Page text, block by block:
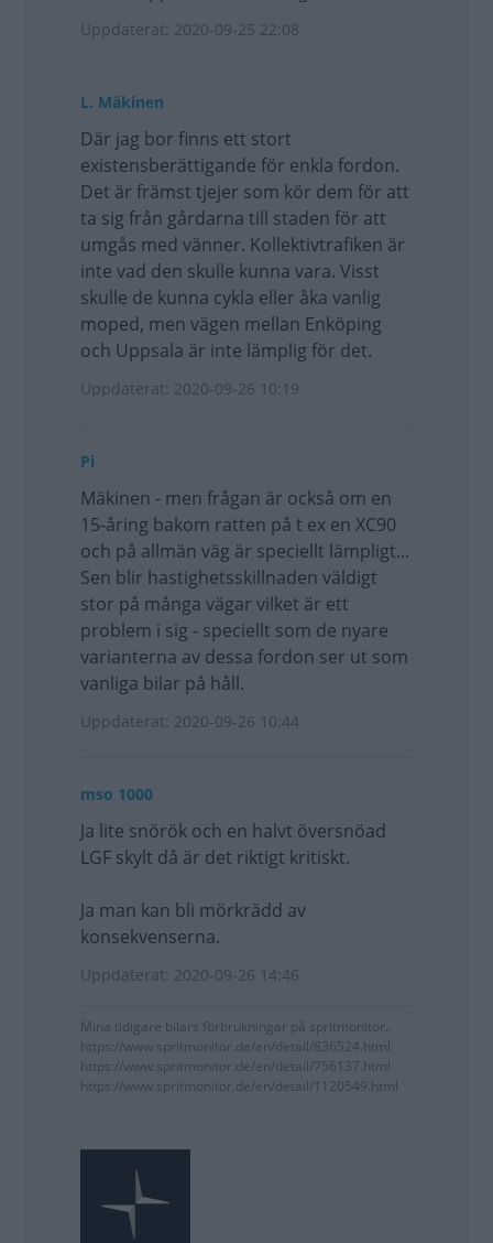
Uppdaterat: 2020-09-25 22:08
L. Mäkinen
Där jag bor finns ett stort
existensberättigande för enkla fordon.
Det är främst tjejer som kör dem för att
ta sig från gårdarna till staden för att
umgås med vänner. Kollektivtrafiken är
inte vad den skulle kunna vara. Visst
skulle de kunna cykla eller åka vanlig
moped, men vägen mellan Enköping
och Uppsala är inte lämplig för det.
Uppdaterat: 2020-09-26 10:19
Pi
Mäkinen - men frågan är också om en
15-åring bakom ratten på t ex en XC90
och på allmän väg är speciellt lämpligt...
Sen blir hastighetsskillnaden väldigt
stor på många vägar vilket är ett
problem i sig - speciellt som de nyare
varianterna av dessa fordon ser ut som
vanliga bilar på håll.
Uppdaterat: 2020-09-26 10:44
mso 1000
Ja lite snörök och en halvt översnöad
LGF skylt då är det riktigt kritiskt.
Ja man kan bli mörkrädd av
konsekvenserna.
Uppdaterat: 2020-09-26 14:46
Mina tidigare bilars förbrukningar på spritmonitor..
https://www.spritmonitor.de/en/detail/836524.html
https://www.spritmonitor.de/en/detail/756137.html
https://www.spritmonitor.de/en/detail/1120549.html